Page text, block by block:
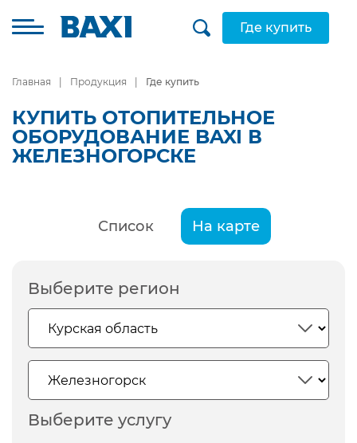
Где купить
Главная Продукция Где купить
КУПИТЬ ОТОПИТЕЛЬНОЕ
ОБОРУДОВАНИЕ BAXI В
ЖЕЛЕЗНОГОРСКЕ
Список На карте
Выберите регион
Выберите услугу